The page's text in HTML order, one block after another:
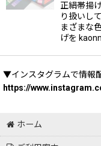
正絹帯揚
り扱いし
まざまな
げを
▼インスタグラムで情報
https://
ホーム